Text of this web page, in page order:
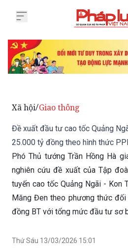
Xã hội/Giao thông
Đề xuất đầu tư cao tốc Quảng
25.000 tỷ đồng theo hình thức
Phó Thủ tướng Trần Hồng Hà
nghiên cứu đề xuất của Tập
tuyến cao tốc Quảng Ngãi - Kon
Măng Đen theo phương thức
đồng BT với tổng mức đầu tư sơ
Thứ Sáu 13/03/2026 15:01